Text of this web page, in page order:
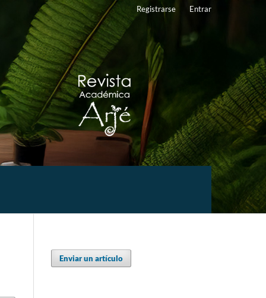
Registrarse Entrar
Enviar un artículo